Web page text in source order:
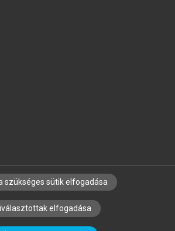
CÉGEKNEK KÖNYVTÁROSOKNAK
ÉS LEKTORÁLÁSI ALAPELVEK
szükséges sütik elfogadása
elfogadása